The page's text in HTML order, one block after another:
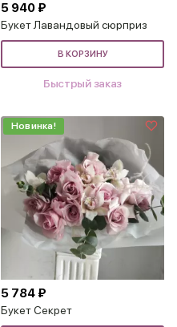
5 940 ₽
Букет Лавандовый сюрприз
В КОРЗИНУ
Быстрый заказ
Новинка!
5 784 ₽
Букет Секрет